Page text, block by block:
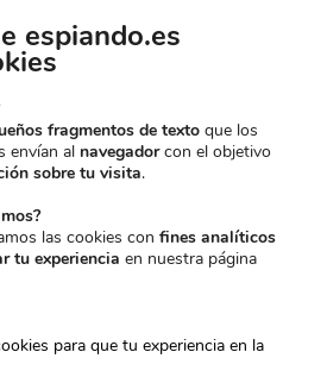
espiando.es
fragmentos de texto que los
envían al navegadorcon el objetivo
sobre tu visita.
las cookies con fines analíticos
tu experiencia en nuestra página
para que tu experiencia en la